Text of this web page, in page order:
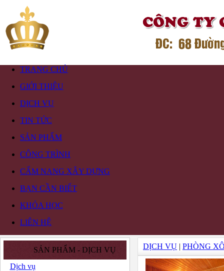
TRANG CHỦ
GIỚI THIỆU
DỊCH VỤ
TIN TỨC
SẢN PHẨM
CÔNG TRÌNH
CẨM NANG XÂY DỰNG
BẠN CẦN BIẾT
KHÓA HỌC
LIÊN HỆ
SẢN PHẨM - DỊCH VỤ
Dịch vụ
DỊCH VỤ | PHÒNG